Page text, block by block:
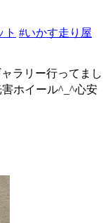
ト #いかす走り屋
ラリー行ってまし
ホイール^_^︎心安